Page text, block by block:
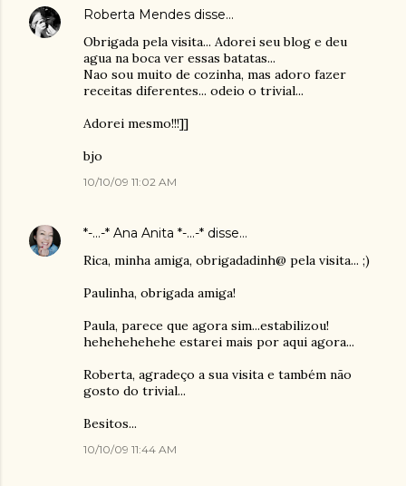
Roberta Mendes disse…
Obrigada pela visita... Adorei seu blog e deu
agua na boca ver essas batatas...
Nao sou muito de cozinha, mas adoro fazer
receitas diferentes... odeio o trivial...
Adorei mesmo!!!]]
bjo
10/10/09 11:02 AM
*-...-* Ana Anita *-...-* disse…
Rica, minha amiga, obrigadadinh@ pela visita... ;)
Paulinha, obrigada amiga!
Paula, parece que agora sim...estabilizou!
hehehehehehe estarei mais por aqui agora...
Roberta, agradeço a sua visita e também não
gosto do trivial...
Besitos...
10/10/09 11:44 AM